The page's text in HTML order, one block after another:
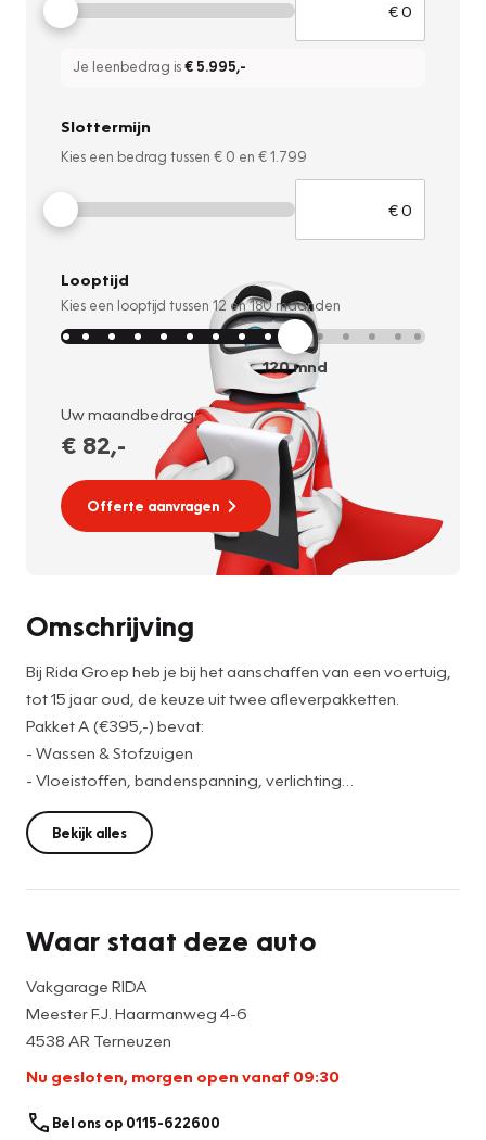
Je leenbedrag is€ 5.995,-
Slottermijn
Kies een bedrag tussen € 0 en € 1.799
Looptijd
Kies een looptijd tussen 12 en180 maanden
120mnd
Uw maandbedrag:
€ 82,-
Offerte aanvragen
Omschrijving
Bij Rida Groep heb je bij het aanschaffen van een voertuig,
tot 15 jaar oud, de keuze uit twee afleverpakketten.
Pakket A (€395,-) bevat:
- Wassen & Stofzuigen
- Vloeistoffen, bandenspanning, verlichting
controleren/bijvullen
- Minimaal 1 maand APK keuring
- Tenaamstelling
Dit pakket bevat:
- Nieuwe APK keuring
- Onderhoudsbeurt
- 1 jaar Vakgarage pechhulp
- Tenaamstelling
Bekijk alles
Waar staat deze auto
Vakgarage RIDA
Meester F.J. Haarmanweg 4-6
4538 AR Terneuzen
Nu gesloten, morgen open vanaf 09:30
Bel ons op 0115-622600